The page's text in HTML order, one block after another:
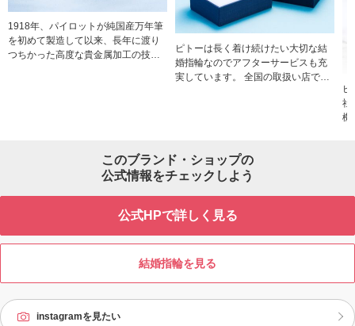
1918年、パイロットが純国産万年筆
を初めて製造して以来、長年に渡り
つちかった高度な貴金属加工の技術
らかい素材ですが合金にすることに
よりビッカース硬度HV300※という
超高硬度を実現しました。 （※ビー
ッカース硬度Hvは数値が大きいほど
硬いことを示します。純プラチナはH
ピトーは長く着け続けたい大切な結
婚指輪なのでアフターサービスも充
実しています。 全国の取扱い店でア
ピ
社
機
チ
このブランド・ショップの
公式情報をチェックしよう
公式HPで詳しく見る
結婚指輪を見る
instagramを見たい